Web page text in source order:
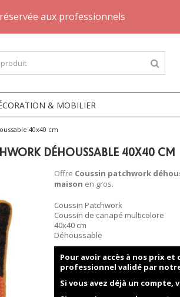
aux professionnels
& MOBILIER
40x40 cm
DÉHOUSSABLE 40X40 CM
Offre Coussin patchwork
maison en gros.
Coussin Patchwork
Coussin de canapé multicolore
40x40 cm
Déhoussable
Pour avoir accès à nos prix
professionnel validé par
Si vous avez déjà un compte,